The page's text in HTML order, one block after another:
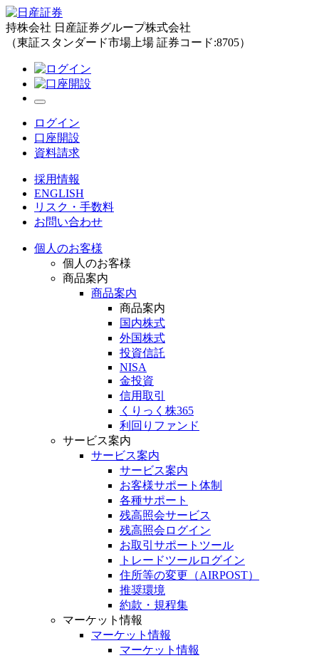
持株会社 日産証券グループ株式会社
（東証スタンダード市場上場 証券コード:8705）
ログイン
口座開設
資料請求
採用情報
ENGLISH
リスク・手数料
お問い合わせ
個人のお客様
個人のお客様
商品案内
商品案内
商品案内
国内株式
外国株式
投資信託
NISA
金投資
信用取引
くりっく株365
利回りファンド
サービス案内
サービス案内
サービス案内
お客様サポート体制
各種サポート
残高照会サービス
残高照会ログイン
お取引サポートツール
トレードツールログイン
住所等の変更（AIRPOST）
推奨環境
約款・規程集
マーケット情報
マーケット情報
マーケット情報